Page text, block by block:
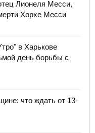
Лионеля Месси,
Хорхе Месси
в Харькове
день борьбы с
что ждать от 13-